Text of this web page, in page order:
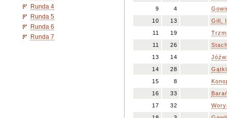
Runda 4
Runda 5
Runda 6
Runda 7
9
4
10
13
Gill,
11
19
11
26
13
14
14
28
15
8
16
33
17
32